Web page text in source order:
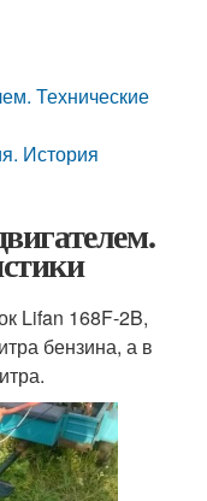
Технические
История
Lifan 168F-2B,
бензина, а в